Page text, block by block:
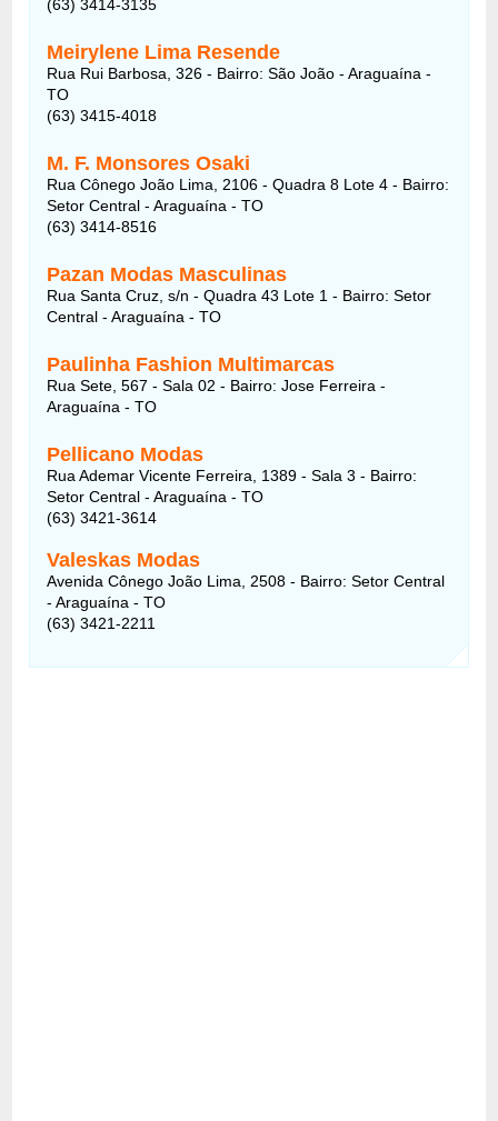
(63) 3414-3135
Meirylene Lima Resende
Rua Rui Barbosa, 326 - Bairro: São João - Araguaína -
TO
(63) 3415-4018
M. F. Monsores Osaki
Rua Cônego João Lima, 2106 - Quadra 8 Lote 4 - Bairro:
Setor Central - Araguaína - TO
(63) 3414-8516
Pazan Modas Masculinas
Rua Santa Cruz, s/n - Quadra 43 Lote 1 - Bairro: Setor
Central - Araguaína - TO
Paulinha Fashion Multimarcas
Rua Sete, 567 - Sala 02 - Bairro: Jose Ferreira -
Araguaína - TO
Pellicano Modas
Rua Ademar Vicente Ferreira, 1389 - Sala 3 - Bairro:
Setor Central - Araguaína - TO
(63) 3421-3614
Valeskas Modas
Avenida Cônego João Lima, 2508 - Bairro: Setor Central
- Araguaína - TO
(63) 3421-2211